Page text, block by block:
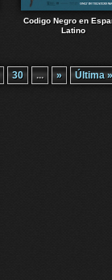
Codigo Negro en
Latino
30 ... » Última »